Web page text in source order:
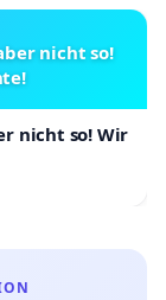
Die
bereits
infolge
im
und beide
ist das
nicht so!
nicht so! Wir